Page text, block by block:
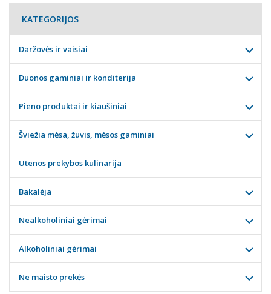
KATEGORIJOS
Daržovės ir vaisiai
Duonos gaminiai ir konditerija
Pieno produktai ir kiaušiniai
Šviežia mėsa, žuvis, mėsos gaminiai
Utenos prekybos kulinarija
Bakalėja
Nealkoholiniai gėrimai
Alkoholiniai gėrimai
Ne maisto prekės